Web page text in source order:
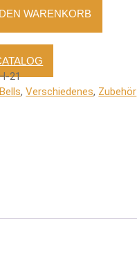
WARENKORB
21
,Verschiedenes, Zubehör